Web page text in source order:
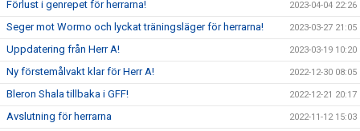
Förlust i genrepet för herrarna! 2023-04-04 22:26
Seger mot Wormo och lyckat träningsläger för herrarna! 2023-03-27 21:05
Uppdatering från Herr A! 2023-03-19 10:20
Ny förstemålvakt klar för Herr A! 2022-12-30 08:05
Bleron Shala tillbaka i GFF! 2022-12-21 20:17
Avslutning för herrarna 2022-11-12 15:03